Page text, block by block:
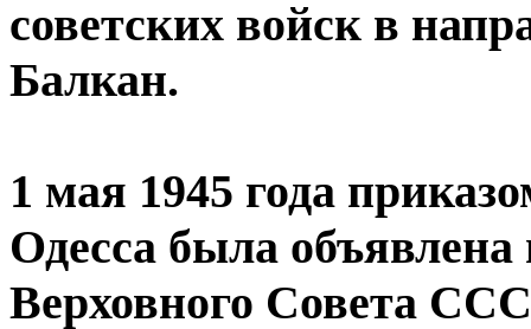
советских войск в
Балкан.
1 мая 1945 года
Одесса была
Верховного Совета